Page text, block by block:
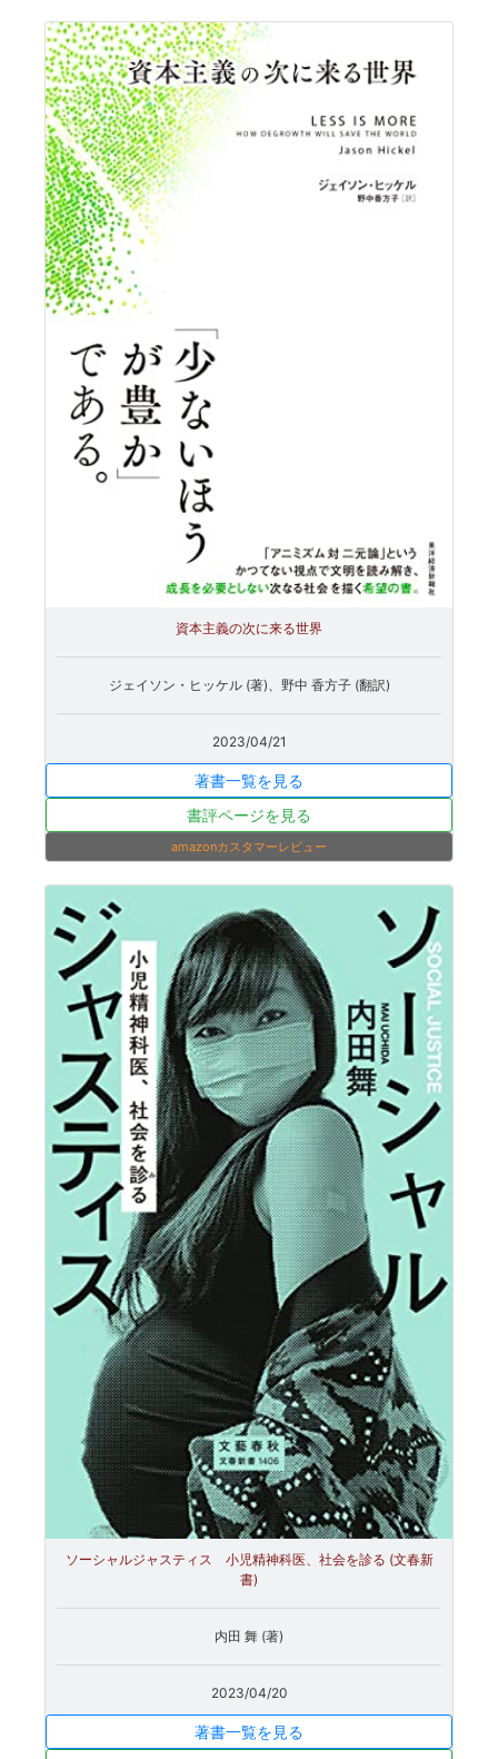
資本主義の次に来る世界
ジェイソン・ヒッケル (著)、野中 香方子 (翻訳)
2023/04/21
著書一覧を見る
書評ページを見る
amazonカスタマーレビュー
ソーシャルジャスティス 小児精神科医、社会を診る (文春新
書)
内田 舞 (著)
2023/04/20
著書一覧を見る